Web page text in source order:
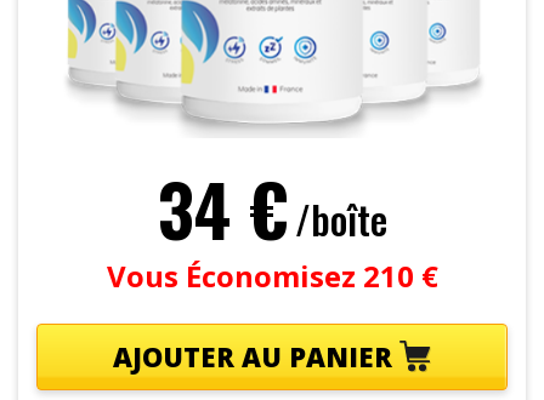
34 €/boîte
Vous Économisez 210 €
AJOUTER AU PANIER